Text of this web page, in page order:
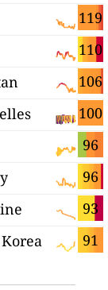
119
110
106
100
96
96
93
91